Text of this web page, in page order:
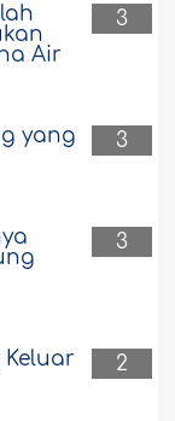
yang
Anak
pada
melainkan
di
anak
11-6-2024
haji.
3
Air
3
yang
3
2